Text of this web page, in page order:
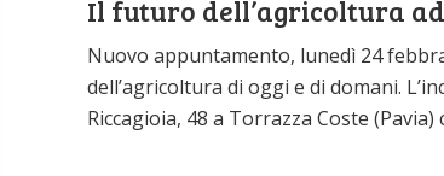
Il futuro dell’agricoltura
Nuovo appuntamento, lunedì 24
dell’agricoltura di oggi e di domani.
Riccagioia, 48 a Torrazza Coste